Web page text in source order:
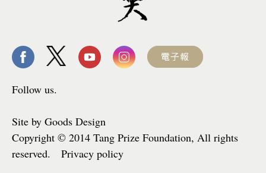
Follow us.
Site by Goods Design
Copyright © 2014 Tang Prize Foundation, All rights
reserved. Privacy policy